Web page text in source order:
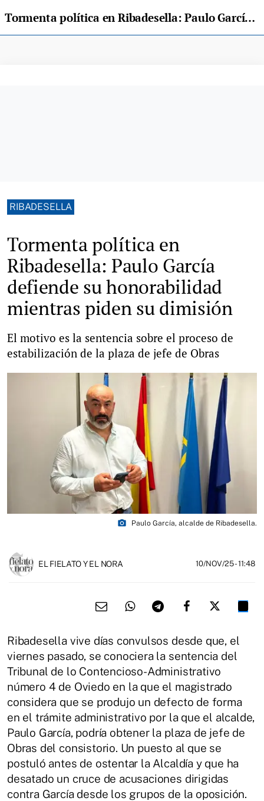
Tormenta política en Ribadesella: Paulo García defiende su honorabilidad mientras piden su dimisión
RIBADESELLA
Tormenta política en
Ribadesella: Paulo García
defiende su honorabilidad
mientras piden su dimisión
El motivo es la sentencia sobre el proceso de
estabilización de la plaza de jefe de Obras
photo_camera Paulo García, alcalde de Ribadesella.
EL FIELATO Y EL NORA 10/NOV/25- 11:48
Ribadesella vive días convulsos desde que, el
viernes pasado, se conociera la sentencia del
Tribunal de lo Contencioso-Administrativo
número 4 de Oviedo en la que el magistrado
considera que se produjo un defecto de forma
en el trámite administrativo por la que el alcalde,
Paulo García, podría obtener la plaza de jefe de
Obras del consistorio. Un puesto al que se
postuló antes de ostentar la Alcaldía y que ha
desatado un cruce de acusaciones dirigidas
contra García desde los grupos de la oposición.